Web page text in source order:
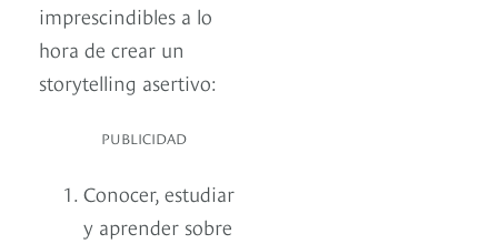
imprescindibles a lo
hora de crear un
storytelling asertivo:
PUBLICIDAD
Conocer, estudiar
y aprender sobre